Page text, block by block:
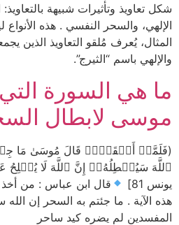
شكل تعاويذ وتأثيرات شبيهة
الإلهي، والسحر النفسي . هذه
المثال، يُعرف مُلقو التعاويذ الذين
والإلهي باسم “الثيرج”.
ما هي السورة
موسى لابطال
(فَلَمَّاۤ أَلۡقَوۡا۟ قَالَ مُوسَىٰ مَا
ٱللَّهَ سَیُبۡطِلُهُۥۤ إِنَّ ٱللَّهَ لَا
يونس 81]
قال ابن عباس : من أخذ
هذه الآية . ما جئتم به السحر إن
المفسدين لم يضره كيد ساحر